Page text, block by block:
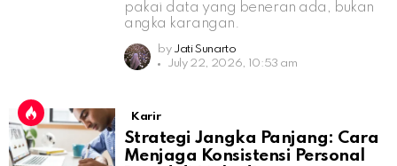
pakai data yang beneran ada, bukan
angka karangan.
by Jati Sunarto
July 22, 2026, 10:53 am
Karir
Strategi Jangka Panjang: Cara
Menjaga Konsistensi Personal